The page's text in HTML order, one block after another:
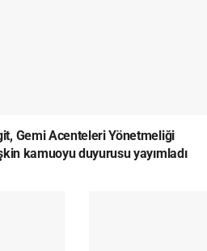
Gemi Acenteleri Yönetmeliği
kamuoyu duyurusu yayımladı